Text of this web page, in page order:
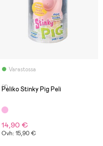
Varastossa
(1)
Peliko Stinky Pig Peli
14,90 €
Ovh: 15,90 €